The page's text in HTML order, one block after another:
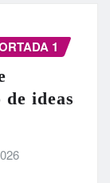
1
ideas